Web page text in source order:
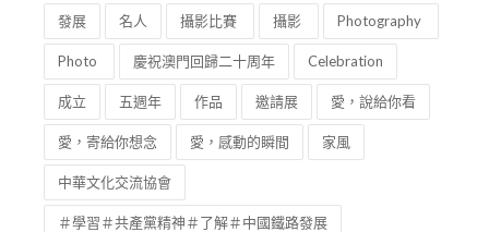
發展 名人 攝影比賽 攝影 Photography
Photo 慶祝澳門回歸二十周年 Celebration
成立 五週年 作品 邀請展 愛，說給你看
愛，寄給你想念 愛，感動的瞬間 家風
中華文化交流協會
＃學習＃共產黨精神＃了解＃中國鐵路發展